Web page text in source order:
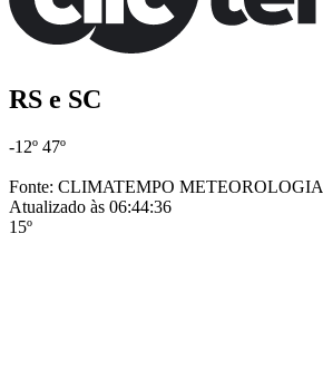
RS e SC
-12º 47º
Fonte: CLIMATEMPO METEOROLOGIA
Atualizado às 06:44:36
15º